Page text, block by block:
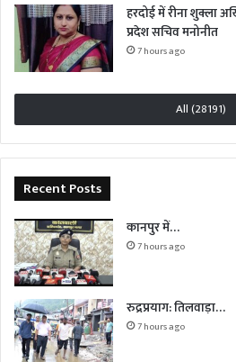
हरदोई में रीना शुक्ला
प्रदेश सचिव मनोनीत
7 hours ago
All (28191)
Recent Posts
कानपुर में…
7 hours ago
रुद्रप्रयाग: तिलवाड़ा…
7 hours ago